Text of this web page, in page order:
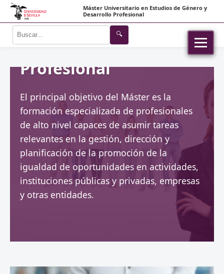
Máster Universitario en Estudios de Género y
Desarrollo Profesional
🔍
en Estudios de Género
y Desarrollo
Profesional
El principal objetivo del Máster es la
formación especializada de profesionales
de alto nivel capaces de asumir tareas
relevantes en la gestión, dirección y
planificación de la promoción de la
igualdad de oportunidades en actividades,
instituciones públicas y privadas, empresas
y otras entidades.